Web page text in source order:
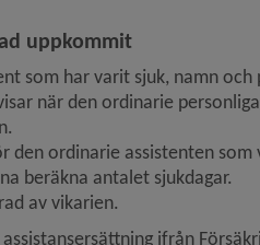
uppkommit
som har varit sjuk, namn och
när den ordinarie
ordinarie assistenten som
beräkna antalet sjukdagar.
av vikarien.
ifrån